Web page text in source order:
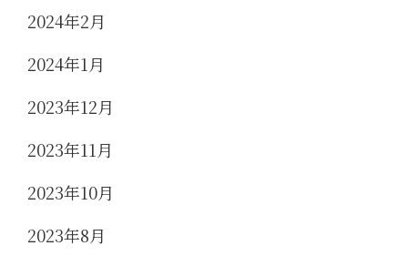
2024年2月
2024年1月
2023年12月
2023年11月
2023年10月
2023年8月